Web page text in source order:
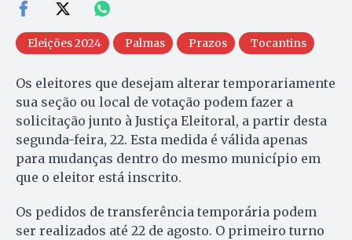
Eleições 2024 Palmas Prazos Tocantins
Os eleitores que desejam alterar temporariamente
sua seção ou local de votação podem fazer a
solicitação junto à Justiça Eleitoral, a partir desta
segunda-feira, 22. Esta medida é válida apenas
para mudanças dentro do mesmo município em
que o eleitor está inscrito.
Os pedidos de transferência temporária podem
ser realizados até 22 de agosto. O primeiro turno